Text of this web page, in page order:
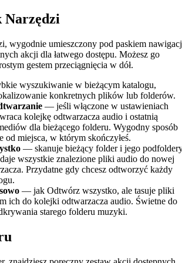
Narzędzi
wygodnie umieszczony pod paskiem
akcji dla łatwego dostępu. Możesz go
gestem przeciągnięcia w dół.
wyszukiwanie w bieżącym katalogu,
konkretnych plików lub folderów.
— jeśli włączone w ustawieniach
kolejkę odtwarzacza audio i ostatnią
dla bieżącego folderu. Wygodny sposób
od miejsca, w którym skończyłeś.
— skanuje bieżący folder i jego
wszystkie znalezione pliki audio do nowej
Przydatne gdy chcesz odtworzyć każdy
— jak Odtwórz wszystko, ale tasuje pliki
ich do kolejki odtwarzacza audio. Świetne do
starego folderu muzyki.